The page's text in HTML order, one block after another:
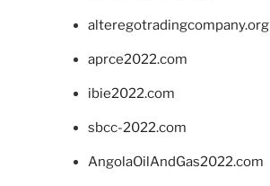
alteregotradingcompany.org
aprce2022.com
ibie2022.com
sbcc-2022.com
AngolaOilAndGas2022.com